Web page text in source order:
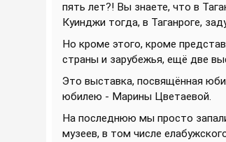
пять лет?! Вы знаете, что в
Куинджи тогда, в Таганроге,
Но кроме этого, кроме
страны и зарубежья, ещё две
Это выставка, посвящённая
юбилею - Марины Цветаевой.
На последнюю мы просто
музеев, в том числе